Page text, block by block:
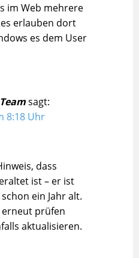
im Web mehrere
erlauben dort
es dem User
sagt:
8:18 Uhr
dass
ist – er ist
ein Jahr alt.
prüfen
aktualisieren.